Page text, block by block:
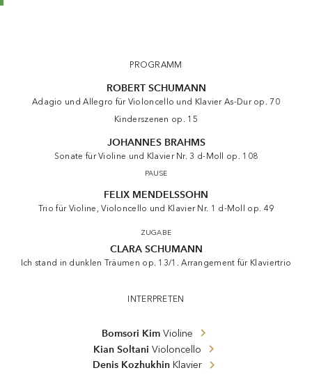
PROGRAMM
ROBERT SCHUMANN
Adagio und Allegro für Violoncello und Klavier As-Dur op. 70
Kinderszenen op. 15
JOHANNES BRAHMS
Sonate für Violine und Klavier Nr. 3 d-Moll op. 108
PAUSE
FELIX MENDELSSOHN
Trio für Violine, Violoncello und Klavier Nr. 1 d-Moll op. 49
ZUGABE
CLARA SCHUMANN
Ich stand in dunklen Träumen op. 13/1. Arrangement für Klaviertrio
INTERPRETEN
Bomsori Kim Violine
Kian Soltani Violoncello
Denis Kozhukhin Klavier